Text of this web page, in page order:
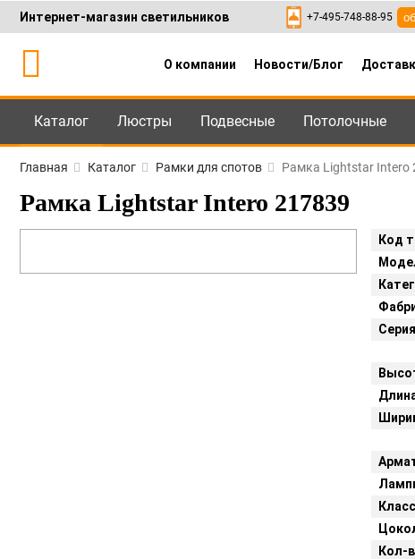
Каталог +7-495-748-88-95
Интернет-магазин светильников +7-495-748-88-95
О компании Новости/Блог
Каталог Люстры Подвесные Потолочные
Главная Каталог Рамки для спотов Рамка Lightstar Intero
Рамка Lightstar Intero 217839
Код
Кол-